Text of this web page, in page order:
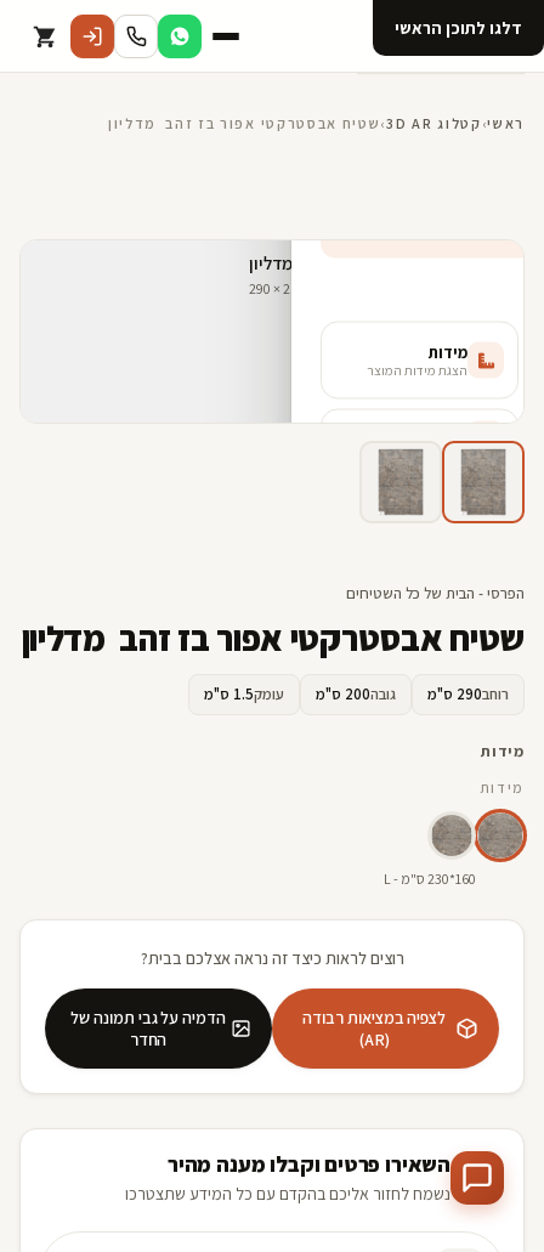
דלגו לתוכן הראשי
קטלוגראשי› קטלוג 3D AR › שטיח אבסטרקטי אפור בז זהב מדליון
הפרסי - הבית של כל השטיחים
שטיח אבסטרקטי אפור בז זהב מדליון
רוחב290 ס"מ גובה200 ס"מ עומק1.5 ס"מ
מידות
מידות
160*230 ס"מ - L
רוצים לראות כיצד זה נראה אצלכם בבית?
לצפיה במציאות רבודה
(AR)
הדמיה על גבי תמונה של
החדר
השאירו פרטים וקבלו מענה מהיר
נשמח לחזור אליכם בהקדם עם כל המידע שתצטרכו